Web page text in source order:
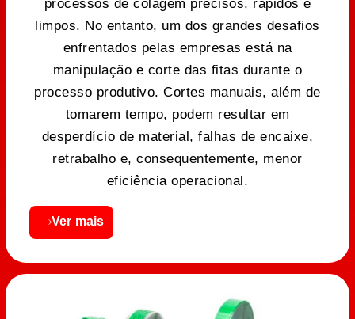
processos de colagem precisos, rápidos e
limpos. No entanto, um dos grandes desafios
enfrentados pelas empresas está na
manipulação e corte das fitas durante o
processo produtivo. Cortes manuais, além de
tomarem tempo, podem resultar em
desperdício de material, falhas de encaixe,
retrabalho e, consequentemente, menor
eficiência operacional.
Ver mais